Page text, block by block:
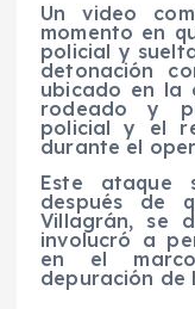
Un video
momento en
policial y
detonación
ubicado en la
rodeado y
policial y el
durante el
Este ataque
después de
Villagrán, se
involucró a
en el
depuración de